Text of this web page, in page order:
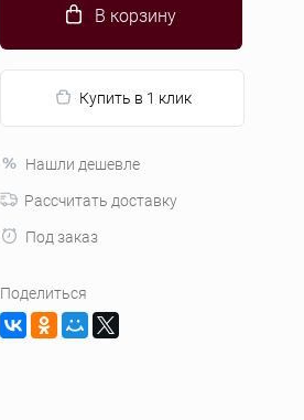
В корзину
Купить в 1 клик
Нашли дешевле
Рассчитать доставку
Под заказ
Поделиться